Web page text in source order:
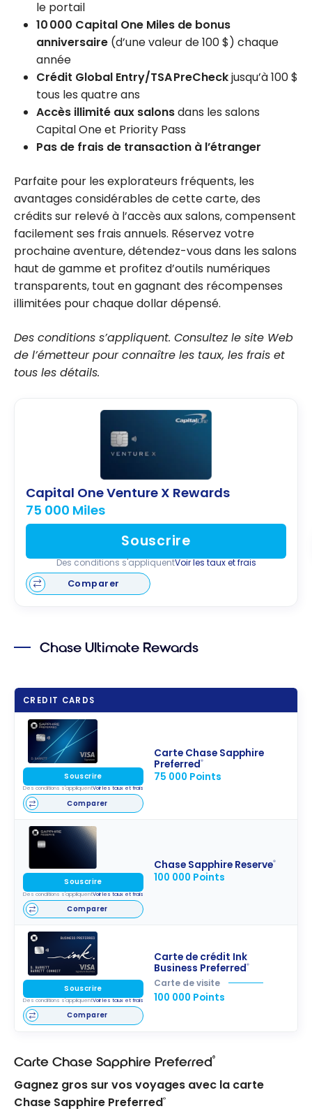
le portail
10 000 Capital One Miles de bonus
anniversaire (d’une valeur de 100 $) chaque
année
Crédit Global Entry/TSA PreCheckjusqu’à 100 $
tous les quatre ans
Accès illimité aux salonsdans les salons
Capital One et Priority Pass
Pas de frais de transaction à l’étranger
Parfaite pour les explorateurs fréquents, les
avantages considérables de cette carte, des
crédits sur relevé à l’accès aux salons, compensent
facilement ses frais annuels. Réservez votre
prochaine aventure, détendez-vous dans les salons
haut de gamme et profitez d’outils numériques
transparents, tout en gagnant des récompenses
illimitées pour chaque dollar dépensé.
Des conditions s’appliquent. Consultez le site Web
de l’émetteur pour connaître les taux, les frais et
tous les détails.
Capital One Venture X Rewards
75 000 Miles
Souscrire
Des conditions s'appliquentVoir les taux et frais
Comparer
Chase Ultimate Rewards
CREDIT CARDS
Carte Chase Sapphire
Preferred®
75 000 Points
Souscrire
Des conditions s'appliquentVoir les taux et frais
Comparer
Chase Sapphire Reserve®
100 000 Points
Souscrire
Des conditions s'appliquentVoir les taux et frais
Comparer
Carte de crédit Ink
Business Preferred®
Carte de visite
100 000 Points
Souscrire
Des conditions s'appliquentVoir les taux et frais
Comparer
Carte Chase Sapphire Preferred®
Gagnez gros sur vos voyages avec la carte
Chase Sapphire Preferred®